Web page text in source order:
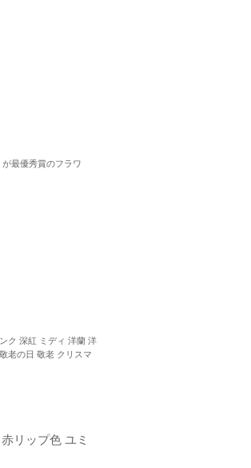
最優秀賞のフラワ
ク 深紅 ミディ 洋蘭 洋
老の日 敬老 クリスマ
リップ色 ユミ